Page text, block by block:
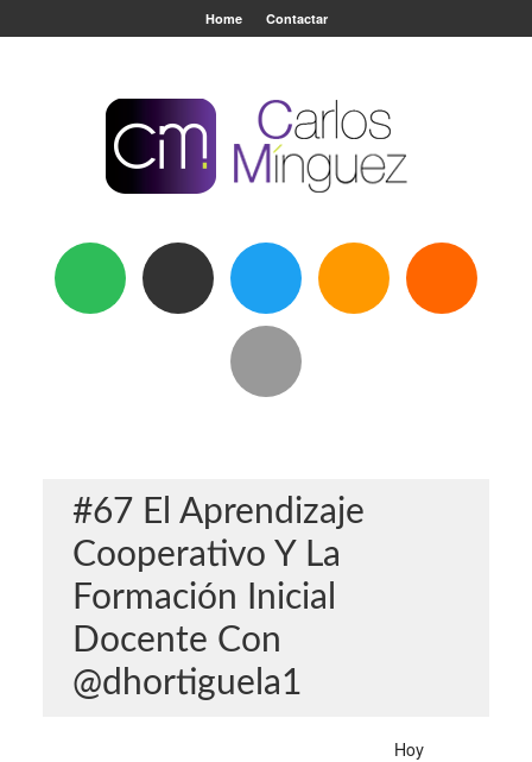
Home Contactar
#67 El Aprendizaje
Cooperativo Y La
Formación Inicial
Docente Con
@dhortiguela1
Hoy